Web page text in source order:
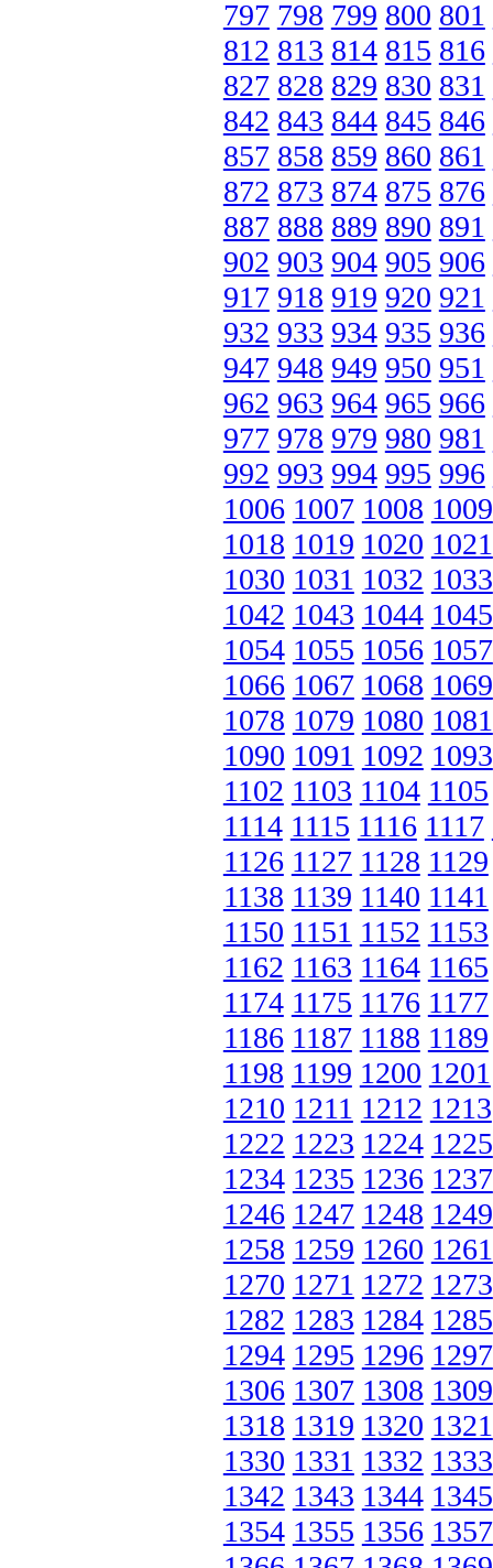
797 798 799 800 801
812 813 814 815 816
827 828 829 830 831
842 843 844 845 846
857 858 859 860 861
872 873 874 875 876
887 888 889 890 891
902 903 904 905 906
917 918 919 920 921
932 933 934 935 936
947 948 949 950 951
962 963 964 965 966
977 978 979 980 981
992 993 994 995 996
1006 1007 1008 1009
1018 1019 1020 1021
1030 1031 1032 1033
1042 1043 1044 1045
1054 1055 1056 1057
1066 1067 1068 1069
1078 1079 1080 1081
1090 1091 1092 1093
1102 1103 1104 1105
1114 1115 1116 1117
1126 1127 1128 1129
1138 1139 1140 1141
1150 1151 1152 1153
1162 1163 1164 1165
1174 1175 1176 1177
1186 1187 1188 1189
1198 1199 1200 1201
1210 1211 1212 1213
1222 1223 1224 1225
1234 1235 1236 1237
1246 1247 1248 1249
1258 1259 1260 1261
1270 1271 1272 1273
1282 1283 1284 1285
1294 1295 1296 1297
1306 1307 1308 1309
1318 1319 1320 1321
1330 1331 1332 1333
1342 1343 1344 1345
1354 1355 1356 1357